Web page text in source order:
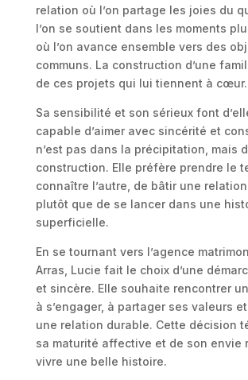
relation où l’on partage les joies du
l’on se soutient dans les moments
où l’on avance ensemble vers des
communs. La construction d’une
de ces projets qui lui tiennent à cœur.
Sa sensibilité et son sérieux font
capable d’aimer avec sincérité et
n’est pas dans la précipitation, mais
construction. Elle préfère prendre le
connaître l’autre, de bâtir une relation
plutôt que de se lancer dans une
superficielle.
En se tournant vers l’agence
Arras, Lucie fait le choix d’une
et sincère. Elle souhaite rencontrer
à s’engager, à partager ses valeurs
une relation durable. Cette décision
sa maturité affective et de son envie
vivre une belle histoire.